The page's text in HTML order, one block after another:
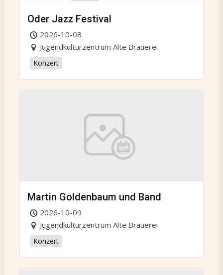
Oder Jazz Festival
2026-10-08
Jugendkulturzentrum Alte Brauerei
Konzert
Martin Goldenbaum und Band
2026-10-09
Jugendkulturzentrum Alte Brauerei
Konzert